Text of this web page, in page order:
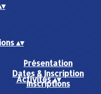
▾
▴▾
Présentation
Dates & Inscription
Inscriptions
Activités▴▾